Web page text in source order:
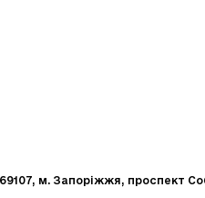
м. Запоріжжя, проспект